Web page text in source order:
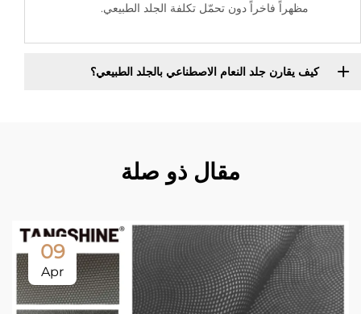
مظهراً فاخراً دون تحمّل تكلفة الجلد الطبيعي.
كيف يقارن جلد النعام الاصطناعي بالجلد الطبيعي؟
مقال ذو صلة
09
Apr